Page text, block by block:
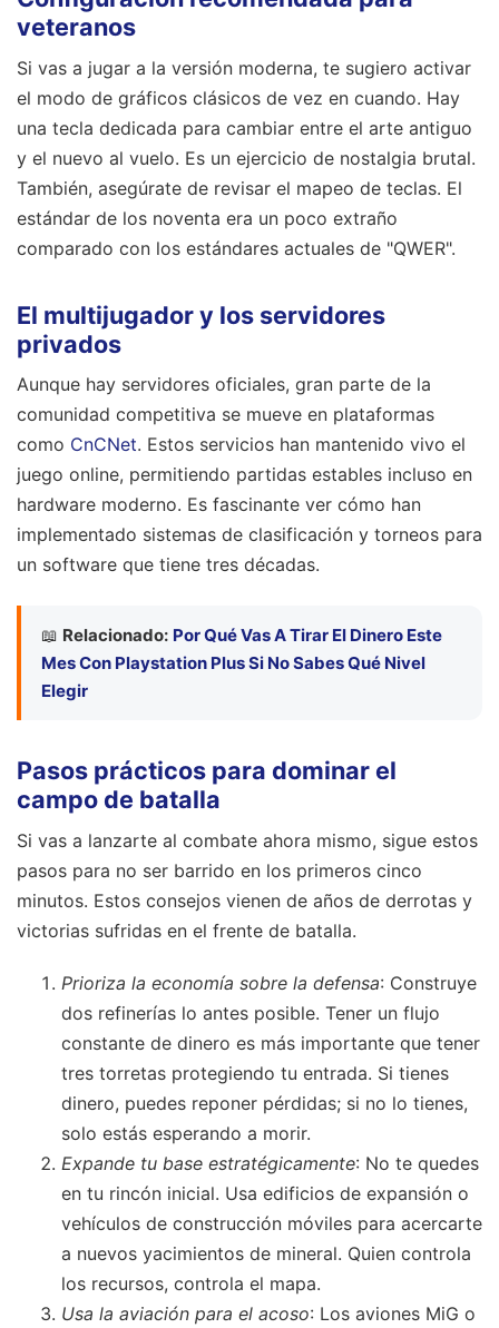
veteranos
Si vas a jugar a la versión moderna, te sugiero activar
el modo de gráficos clásicos de vez en cuando. Hay
una tecla dedicada para cambiar entre el arte antiguo
y el nuevo al vuelo. Es un ejercicio de nostalgia brutal.
También, asegúrate de revisar el mapeo de teclas. El
estándar de los noventa era un poco extraño
comparado con los estándares actuales de "QWER".
El multijugador y los servidores
privados
Aunque hay servidores oficiales, gran parte de la
comunidad competitiva se mueve en plataformas
como CnCNet. Estos servicios han mantenido vivo el
juego online, permitiendo partidas estables incluso en
hardware moderno. Es fascinante ver cómo han
implementado sistemas de clasificación y torneos para
un software que tiene tres décadas.
📖 Relacionado: Por Qué Vas A Tirar El Dinero Este
Mes Con Playstation Plus Si No Sabes Qué Nivel
Elegir
Pasos prácticos para dominar el
campo de batalla
Si vas a lanzarte al combate ahora mismo, sigue estos
pasos para no ser barrido en los primeros cinco
minutos. Estos consejos vienen de años de derrotas y
victorias sufridas en el frente de batalla.
Prioriza la economía sobre la defensa: Construye
dos refinerías lo antes posible. Tener un flujo
constante de dinero es más importante que tener
tres torretas protegiendo tu entrada. Si tienes
dinero, puedes reponer pérdidas; si no lo tienes,
solo estás esperando a morir.
Expande tu base estratégicamente: No te quedes
en tu rincón inicial. Usa edificios de expansión o
vehículos de construcción móviles para acercarte
a nuevos yacimientos de mineral. Quien controla
los recursos, controla el mapa.
Usa la aviación para el acoso: Los aviones MiG o